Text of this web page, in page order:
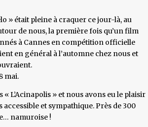
» était pleine à craquer ce jour-là, au
de nous, la première fois qu’un film
à Cannes en compétition officielle
en général à l’automne chez nous et
mai.
L’Acinapolis » et nous avons eu le plaisir
accessible et sympathique. Près de 300
namuroise !